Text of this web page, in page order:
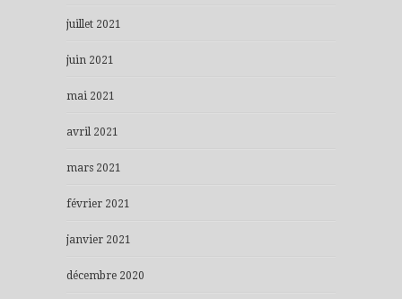
juillet 2021
juin 2021
mai 2021
avril 2021
mars 2021
février 2021
janvier 2021
décembre 2020